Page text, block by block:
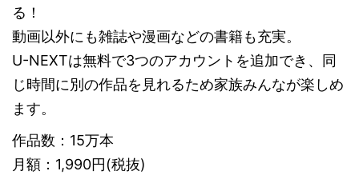
る！
動画以外にも雑誌や漫画などの書籍も充実。
U-NEXTは無料で3つのアカウントを追加でき、同
じ時間に別の作品を見れるため家族みんなが楽しめ
ます。
作品数：15万本
月額：1,990円(税抜)